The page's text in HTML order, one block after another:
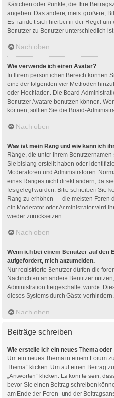
Kästchen oder Punkte, die Ihre
angeben. Das andere, meist größere,
Es handelt sich hierbei in der Regel
Benutzer zu Benutzer unterschiedlich ist.
Nach oben
Wie verwende ich einen Avatar?
In Ihrem persönlichen Bereich können
eine der folgenden vier Methoden
oder Hochladen. Die Board-
Benutzer Avatare benutzen können.
können, sollten Sie die Board-
Nach oben
Was ist mein Rang und wie kann ich
Ränge, die unter Ihrem
Sie bislang erstellt haben oder
Moderatoren und Administratoren.
eines Ranges nicht direkt ändern, da
festgelegt wurden. Bitte schreiben Sie
Rang zu erhöhen — die meisten Foren
ein Moderator oder Administrator wird
wieder zurücksetzen.
Nach oben
Wenn ich bei einem Benutzer auf den
aufgefordert, mich anzumelden.
Nur registrierte Benutzer dürfen die
Nachrichten an andere Benutzer
Administration freigeschaltet wurde.
dieses Systems durch Gäste verhindern.
Nach oben
Beiträge schreiben
Wie erstelle ich ein neues Thema
Um ein neues Thema in einem Forum
Thema“ klicken. Um auf einen Beitrag
„Antworten“ klicken. Es könnte sein,
bevor Sie einen Beitrag schreiben
am Ende der Foren- und der